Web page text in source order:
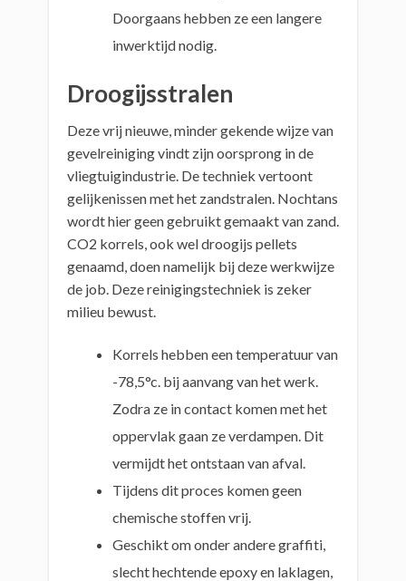
Doorgaans hebben ze een langere
inwerktijd nodig.
Droogijsstralen
Deze vrij nieuwe, minder gekende wijze van
gevelreiniging vindt zijn oorsprong in de
vliegtuigindustrie. De techniek vertoont
gelijkenissen met het zandstralen. Nochtans
wordt hier geen gebruikt gemaakt van zand.
CO2 korrels, ook wel droogijs pellets
genaamd, doen namelijk bij deze werkwijze
de job. Deze reinigingstechniek is zeker
milieu bewust.
Korrels hebben een temperatuur van
-78,5°c. bij aanvang van het werk.
Zodra ze in contact komen met het
oppervlak gaan ze verdampen. Dit
vermijdt het ontstaan van afval.
Tijdens dit proces komen geen
chemische stoffen vrij.
Geschikt om onder andere graffiti,
slecht hechtende epoxy en laklagen,